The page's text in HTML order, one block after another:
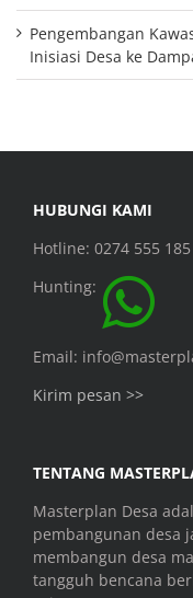
Pengembangan
Inisiasi Desa ke
HUBUNGI KAMI
Hotline: 0274 555 185
Hunting:
Email:
Kirim pesan >>
TENTANG
Masterplan Desa
pembangunan desa
membangun desa
tangguh bencana